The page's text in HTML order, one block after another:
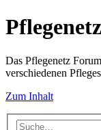
Das Pflegenetz
verschiedenen
Zum Inhalt